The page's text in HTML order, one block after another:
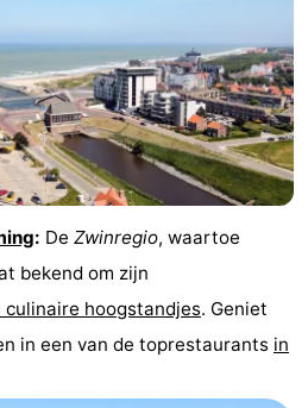
: De Zwinregio, waartoe
bekend om zijn
hoogstandjes. Geniet
in een van de toprestaurants in